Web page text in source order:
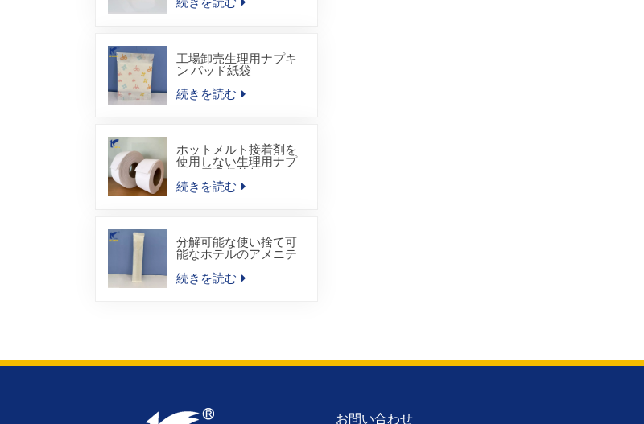
工場卸売生理用ナプキ
ン パッド紙袋
続きを読む
ホットメルト接着剤を
使用しない生理用ナプ
キン用吸収芯材
続きを読む
分解可能な使い捨て可
能なホテルのアメニテ
ィ キットのヒート シー
ル包装袋
続きを読む
お問い合わせ